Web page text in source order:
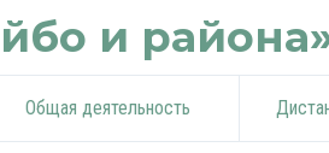
и
Общая деятельность